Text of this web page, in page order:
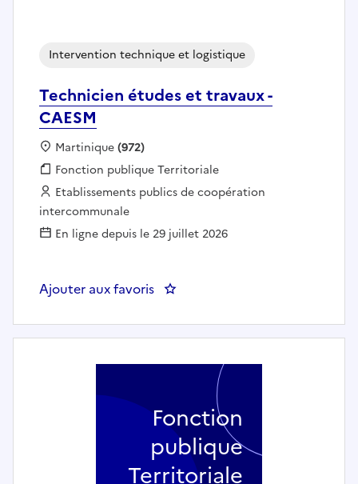
Technicien études et travaux -
CAESM
Intervention technique et logistique
Localisation :
Martinique(972)
Fonction publique :
Fonction publique Territoriale
Employeur :
Etablissements publics de coopération
intercommunale
En ligne depuis le 29 juillet 2026
Ajouter aux favoris : Technicien études et travaux -
Fonction
publique
Territoriale